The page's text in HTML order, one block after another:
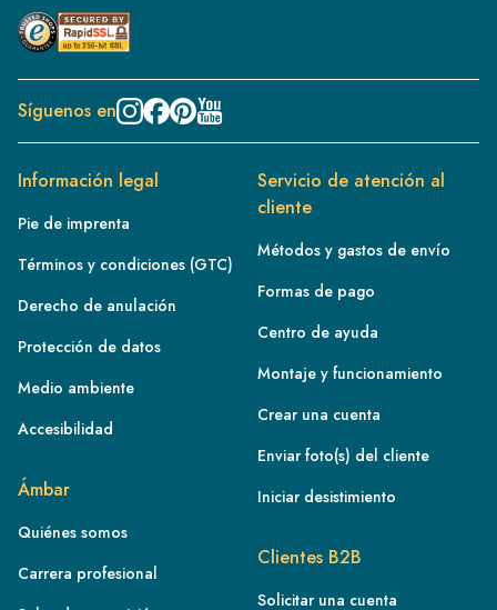
Síguenos en
Información legal
Pie de imprenta
Términos y condiciones (GTC)
Derecho de anulación
Protección de datos
Medio ambiente
Accesibilidad
Ámbar
Quiénes somos
Carrera profesional
Servicio de atención al
cliente
Métodos y gastos de envío
Formas de pago
Centro de ayuda
Montaje y funcionamiento
Crear una cuenta
Enviar foto(s) del cliente
Iniciar desistimiento
Clientes B2B
Solicitar una cuenta
IE
IT
NL